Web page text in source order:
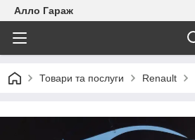
Алло Гараж
Товари та послуги Renault